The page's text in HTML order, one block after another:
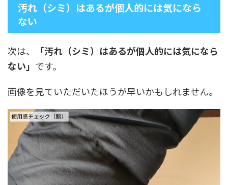
汚れ（シミ）はあるが個人的には気になら
ない
次は、
「汚れ（シミ）はあるが個人的には気になら
ない」 です。
画像を見ていただいたほうが早いかもしれません。